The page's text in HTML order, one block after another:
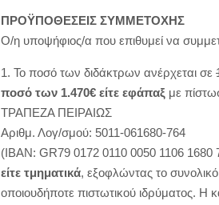
ΠΡΟΫΠΟΘΕΣΕΙΣ ΣΥΜΜΕΤΟΧΗΣ
Ο/η υποψήφιος/α που επιθυμεί να
Το ποσό των διδάκτρων ανέρχεται σε
ποσό των 1.470€ είτε εφάπαξ με
ΤΡΑΠΕΖΑ ΠΕΙΡΑΙΩΣ
Αριθμ. Λογ/σμού: 5011-061680-764
(ΙΒΑΝ: GR79 0172 0110 0050 1106 1680
είτε τμηματικά, εξοφλώντας το
οποιουδήποτε πιστωτικού ιδρύματος.